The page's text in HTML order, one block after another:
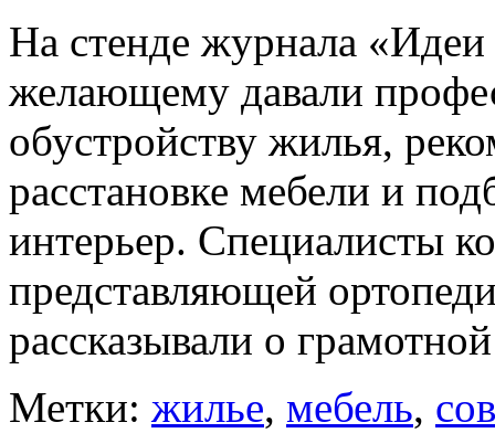
На стенде журнала
желающему давали
обустройству жилья,
расстановке мебели и
интерьер. Специалисты
представляющей
рассказывали о
Метки: жилье, мебель,